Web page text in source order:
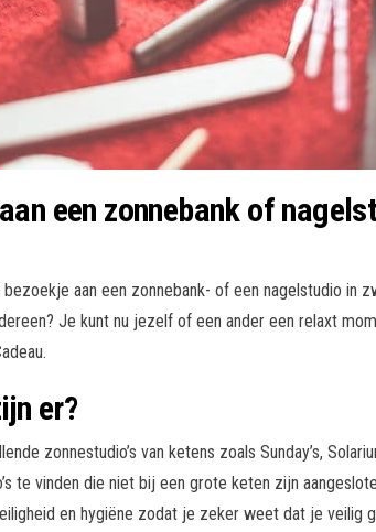
een zonnebank of
aan een zonnebank- of een nagelstudio in
Je kunt nu jezelf of een ander een relaxt
er?
zonnestudio’s van ketens zoals Sunday’s,
te vinden die niet bij een grote keten zijn
en hygiëne zodat je zeker weet dat je veilig